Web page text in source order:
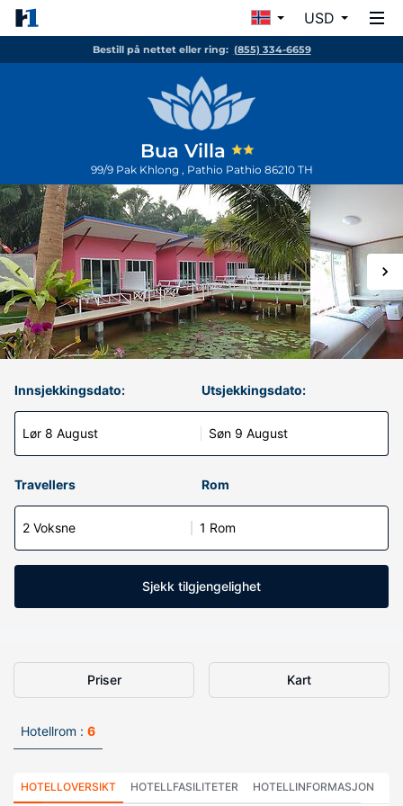
USD
Bestill på nettet eller ring: (855) 334-6659
Bua Villa
99/9 Pak Khlong , Pathio Pathio 86210 TH
Innsjekkingsdato:
Lør 8 August
Utsjekkingsdato:
Søn 9 August
Travellers Rom
2 Voksne 1 Rom
Sjekk tilgjengelighet
Priser Kart
Hotellrom : 6
HOTELLOVERSIKT HOTELLFASILITETER HOTELLINFORMASJON